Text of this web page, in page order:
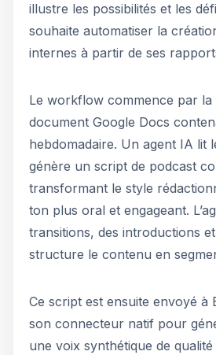
illustre les possibilités et les
souhaite automatiser la
internes à partir de ses
Le workflow commence par la
document Google Docs
hebdomadaire. Un agent IA lit
génère un script de podcast
transformant le style
ton plus oral et engageant.
transitions, des introductions
structure le contenu en
Ce script est ensuite envoyé à
son connecteur natif pour
une voix synthétique de